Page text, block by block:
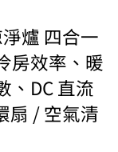
爐 四合一
房效率、暖
、DC 直流
扇 / 空氣清